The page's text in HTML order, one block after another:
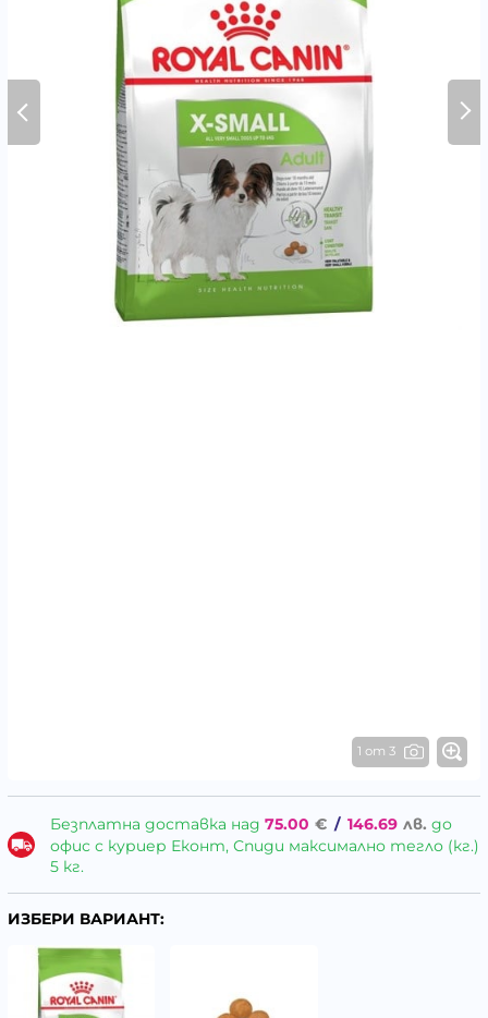
1 от 3
Безплатна доставка над 75.00 € / 146.69 лв. до
офис с куриер Еконт, Спиди максимално тегло (кг.)
5 кг.
ИЗБЕРИ ВАРИАНТ: